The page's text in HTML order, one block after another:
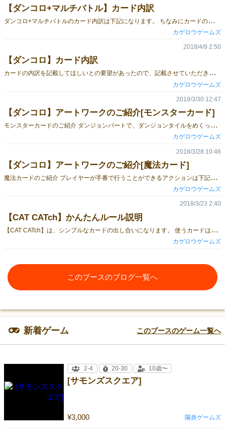
【ダンコロ+マルチバトル】カード内訳
ダ
ンコロ+マルチバトルのカード内訳は下記になります。 ちなみにカードのサイズは59mm×86mmです。 (今回の "+マルチバトル" で追加したカードには New 表記をしております) デフォルトカード(１６枚) ・ショートソード ４枚 ・ウッドシールド ４枚 ・ウェポンフュージョン ４枚 ・シールドフュージョン ４枚 宝箱Lv.1カード(１９枚) ・パルチザン ２枚 ・フランシスカ ２枚 ・アイアンフレイル ２枚 ・グレートソード １枚 ・ゴールドソード １枚 ・バックラー １枚 ・ナイトシールド ２枚 ・へヴィシールド ２枚 ・ゴールドシールド １枚 ・パワーグローブ １枚 ・マジックブローチ １枚 ・アイアンブーツ １枚 ・グロウペンダント １枚 ・ゴールドカード １枚 宝箱Lv.2カード(３７枚) ・アロンダイト １枚 ・アストラルシューター ２枚 New ・ミスリルスピア ２枚 ・魂喰らいの呪剣 １枚 New ・フォースブレイド ２枚 ・雷切 １枚 ・ディアボロスサイズ １枚 ・アグリゲートハンマー ２枚 New ・七星剣 ２枚 ・ミスリルシールド １枚 ・未完の盾 ２枚 New ・サクリファイスシールド ２枚 New ・ホーリーシールド ２枚 ・リフレクトシールド ２枚 ・巨神の盾 １枚 ・ブレイドシールド ２枚 New ・ウォーリアバングル １枚 ・ウィザードリング １枚 ・パラディンガントレット １枚 ・ペガサスシューズ １枚 ・盗賊のスカーフ １枚 New ・魔導書 １枚 New ・ミスティックミラー １枚 New ・ラッキー ４枚 宝箱Lv.3カード(８枚) ・エクスカリバー １枚 ・ゲイボルグ １枚 ・バハムートアックス １枚 ・レジェンドシールド １枚 ・フェニックスシールド １枚 ・マジックシールド １枚 ・ミラクルストーン １枚 ・ファルコンリング １枚 魔法カード(４４枚) ・ファイア ２枚 ・エクスプロージョン ３枚 ・アイスニードル ３枚 ・ホーリーアロー ３枚 ・トルネード ３枚 ・ワープ ３枚 ・リプレイス ２枚 New ・サンダーボルト ２枚 ・アーススパイク ３枚 ・スーパーフュージョン ３枚 ・シールドブレイク ２枚 ・バリア ２枚 New ・ヒール ２枚 New ・コピー ２枚 New ・ランダムショット ２枚 New ・アクセルブースト ２枚 ・スティール １枚 ・エナジードレイン ２枚 ・メテオ ２枚 New モンスターLv.1カード(４枚) ・ゴブリン １枚 ・サハギン １枚 ・スケルトン １枚 ・ゴースト １枚 モンスターLv.2カード(７枚) ・キマイラ ２枚 ・イフリータ ２枚 ・ワイトキング １枚 ・トロール １枚 ・ドラゴン １枚 マップカード(４枚) ・７タイルマップ１ １枚 ・７タイルマップ２ １枚 ・７タイルマップ３ １枚 ・８タイルマップ １枚 NPCカード(２枚) ・NPC:鍛冶職人 １枚 ・NPC:商人 １枚 順番カード(４枚) ・順番１ １枚 ・順番２ １枚 ・順番３ １枚 ・順番４ １枚 サマリーカード(４枚) ・サマリー ４枚 ラウンド管理カード(１枚) ・ラウンド管理 １枚 『ダンコロ+マルチバトル』のゲーム概要はこちら
カゲロウゲームズ
【ダンコロ】カード内訳
カ
ードの内訳を記載してほしいとの要望があったので、記載させていただきます。 ちなみにカードのサイズは59mm×86mmです。 デフォルトカード(１６枚) ・ショートソード ４枚 ・ウッドシールド ４枚 ・ウェポンフュージョン ４枚 ・シールドフュージョン ４枚 宝箱Lv.1カード(２３枚) ・ブロードソード ２枚 ・パルチザン ２枚 ・フランシスカ ２枚 ・グレートソード ２枚 ・ゴールドソード ２枚 ・バックラー ２枚 ・クロスシールド ２枚 ・ナイトシールド ２枚 ・ゴールドシールド １枚 ・へヴィシールド １枚 ・パワーグローブ １枚 ・マジックブローチ １枚 ・アイアンブーツ １枚 ・グロウペンダント １枚 ・ゴールドカード １枚 宝箱Lv.2カード(３１枚) ・アイアンフレイル ２枚 ・アロンダイト ２枚 ・フォースブレイド ２枚 ・雷切 ２枚 ・ミスリルスピア ２枚 ・ディアボロスサイズ ２枚 ・七星剣 ２枚 ・ミスリルシールド １枚 ・ホーリーシールド ２枚 ・リフレクトシールド ２枚 ・巨神の盾 ２枚 ・マジックシールド ２枚 ・ウォーリアバングル １枚 ・ウィザードリング １枚 ・パラディンガントレット １枚 ・ペガサスシューズ １枚 ・ラッキー ４枚 宝箱Lv.3カード(７枚) ・エクスカリバー １枚 ・ゲイボルグ １枚 ・バハムートアックス １枚 ・レジェンドシールド １枚 ・フェニックスシールド １枚 ・ミラクルストーン １枚 ・ファルコンリング １枚 魔法カード(４０枚) ・ファイア ３枚 ・エクスプロージョン ４枚 ・アイスニードル ４枚 ・ホーリーアロー ４枚 ・トルネード ４枚 ・ワープ ４枚 ・サンダーボルト ３枚 ・アーススパイク ４枚 ・スーパーフュージョン ３枚 ・シールドブレイク ２枚 ・アクセルブースト １枚 ・スティール １枚 ・エナジードレイン ３枚 モンスターLv.1カード(９枚) ・ゴブリン ３枚 ・サハギン ２枚 ・スケルトン ２枚 ・ゴースト ２枚 モンスターLv.2カード(９枚) ・キマイラ ２枚 ・イフリータ ２枚 ・ワイトキング ２枚 ・トロール ２枚 ・ドラゴン １枚 マップカード(５枚) ・７タイルマップ １枚 ・８タイルマップ１ １枚 ・８タイルマップ２ １枚 ・９タイルマップ １枚 ・１１タイルマップ １枚 NPCカード(２枚) ・NPC:鍛冶職人 １枚 ・NPC:商人 １枚 順番カード(４枚) ・順番１ １枚 ・順番２ １枚 ・順番３ １枚 ・順番４ １枚 サマリーカード(４枚) ・サマリー ４枚 『ダンコロ』のゲーム概要はこちら
2018/4/9 2:50
カゲロウゲームズ
【ダンコロ】アートワークのご紹介[モンスターカード]
モ
ンスターカードのご紹介 ダンジョンパートで、ダンジョンタイルをめくった際、使用するカードのご紹介です。 モンスターと戦闘することで、レベルアップに必要なEXPが獲得でき、 討伐することで、EXPと宝箱カードまたは魔法カードを入手できます。 モンスターによって攻撃範囲が違い、攻撃範囲に入っている全てのプレイヤーは、 モンスターからの攻撃を受けてしまいます。 モンスターLv.1カード モンスターLv.2カード 『ダンコロ』のゲーム概要はこちら
2018/3/30 12:47
カゲロウゲームズ
【ダンコロ】アートワークのご紹介[魔法カード]
魔
法カードのご紹介 プレイヤーが手番で行うことができるアクションは下記の５つがあります。 1.移動 2.待機 3.武器攻撃 4.魔法使用 5.NPC呼び出し その中の"魔法使用"時に使用するカードのご紹介です。 魔法には攻撃魔法、移動魔法、合成魔法と様々な効果が存在し、手札から出すことで使用できます。 能力値"魔力"が高いほど効果が高くなります。 ダンジョン探索や商人から購入することで入手できます。 初期魔法カード ダンジョン探索や商人から獲得できる魔法カード 『ダンコロ』のゲーム概要はこちら
2018/3/28 10:46
カゲロウゲームズ
【CAT CATch】かんたんルール説明
【
CAT CATch】は、シンプルなカードの出し合いになります。 使うカードは、たった６枚のカードだけです。「赤・赤・青・緑・黄・白」 このゲームでは、ラウンド毎に、１枚カードを出していきます。 得点計算は、出されたカードと同じ色のカードすべての枚数が点数になります！ つまり、赤色のカードは、体力得点を獲得するチャンスになるんですね！！ しかーし、このゲームはそんなに甘くありません。出したカードがほかのプレイヤーと同じ色を出していると本来貰える得点がそのままマイナスの得点になってしまいます。（※１人でもかぶったらダメな時と、１人ならセーフな時があります） 相手の手札に何が残っているのかは、場のカードを見れば、一目瞭然。 相手を出し抜いて大量得点をゲットできれば、勝利は目の前です。 ちなみに、白色のカードは、得点がプラスにもマイナスにもなりません。様子見で使いましょう！ 説明書はこちら！ http://gamemarket.jp/game/cat-catch/
2018/3/23 2:40
カゲロウゲームズ
このブースのブログ一覧へ
新着ゲーム このブースのゲーム一覧へ
[サモンズスクエア]
¥3,000
2-4 20-30 10歳〜
陽炎ゲームズ